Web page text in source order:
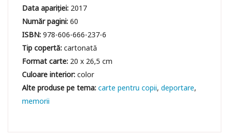
Data apariției: 2017
Număr pagini:60
ISBN:978-606-666-237-6
Tip copertă:cartonată
Format carte: 20 x 26,5 cm
Culoare interior:color
carte pentru copii deportare
memorii